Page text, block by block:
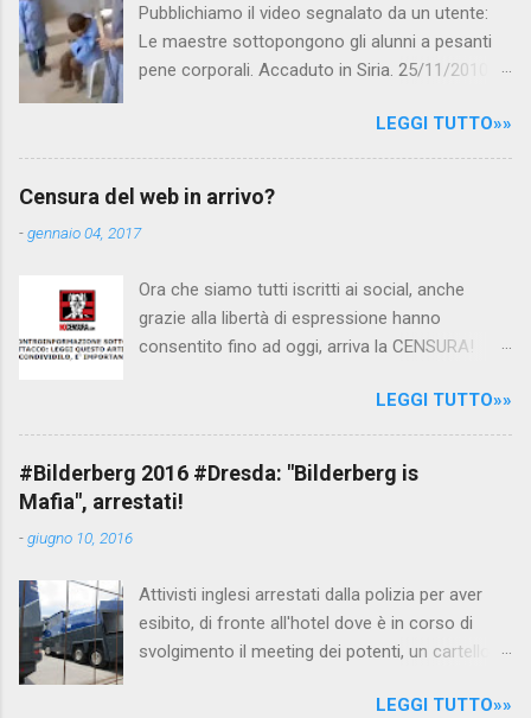
Pubblichiamo il video segnalato da un utente:
Le maestre sottopongono gli alunni a pesanti
pene corporali. Accaduto in Siria. 25/11/2010
Canale 5 "Forum" si è interessato al caso,
interpellando prontamente l'ambasciata siriana,
per fare luce sulla vicenda: è emerso che il
scuola. LEGGI IL SERVIZIO . staff
nocensura.com Condividi su Facebook
LEGGI TUTTO»»
Censura del web in arrivo?
-gennaio 04, 2017
Ora che siamo tutti iscritti ai social, anche
grazie alla libertà di espressione hanno
consentito fino ad oggi, arriva la CENSURA!
politica rispediti al mittente dai cittadini - perché
censurare avrebbe fatto perdere troppi
consensi ai vari governi - la CENSURA potrebbe
arrivare dall'Antitrust, ovvero l' Autorità garante
governo non c'è più Matteo Renzi ma il buon
Renziloni , controfigura di Renzi messo li per
mettere la faccia su quelle misure che per l'ex
LEGGI TUTTO»»
#Bilderberg 2016 #Dresda: "Bilderberg is
Mafia", arrestati!
-giugno 10, 2016
Attivisti inglesi arrestati dalla polizia per aver
esibito, di fronte all'hotel dove è in corso di
svolgimento il meeting dei potenti, un cartellone
tedesca li ha attirati al riparo dagli occhi delle
LEGGI TUTTO»»